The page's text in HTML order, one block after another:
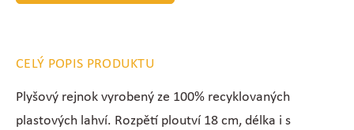
CELÝ POPIS PRODUKTU
Plyšový rejnok vyrobený ze 100% recyklovaných
plastových lahví. Rozpětí ploutví 18 cm, délka i s